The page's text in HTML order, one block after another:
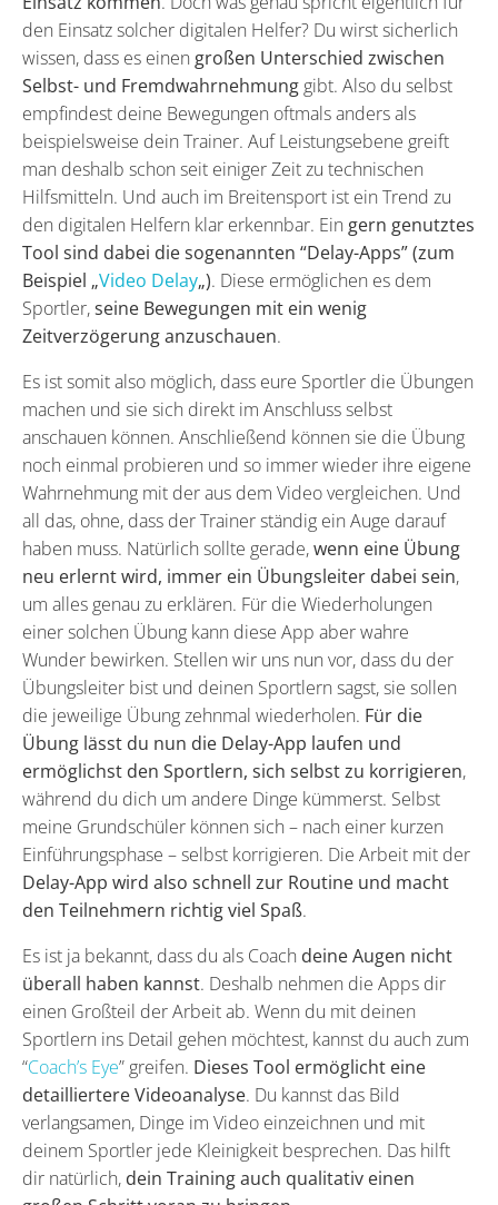
den Einsatz solcher digitalen Helfer? Du wirst sicherlich
wissen, dass es einen großen Unterschied zwischen
Selbst- und Fremdwahrnehmung gibt. Also du selbst
empfindest deine Bewegungen oftmals anders als
beispielsweise dein Trainer. Auf Leistungsebene greift
man deshalb schon seit einiger Zeit zu technischen
Hilfsmitteln. Und auch im Breitensport ist ein Trend zu
den digitalen Helfern klar erkennbar. Ein gern genutztes
Tool sind dabei die sogenannten “Delay-Apps” (zum
Beispiel „Video Delay„). Diese ermöglichen es dem
Sportler,seine Bewegungen mit ein wenig
Zeitverzögerung anzuschauen.
Es ist somit also möglich, dass eure Sportler die Übungen
machen und sie sich direkt im Anschluss selbst
anschauen können. Anschließend können sie die Übung
noch einmal probieren und so immer wieder ihre eigene
Wahrnehmung mit der aus dem Video vergleichen. Und
all das, ohne, dass der Trainer ständig ein Auge darauf
haben muss. Natürlich sollte gerade,wenn eine Übung
neu erlernt wird, immer ein Übungsleiter dabei sein,
um alles genau zu erklären. Für die Wiederholungen
einer solchen Übung kann diese App aber wahre
Wunder bewirken. Stellen wir uns nun vor, dass du der
Übungsleiter bist und deinen Sportlern sagst, sie sollen
die jeweilige Übung zehnmal wiederholen. Für die
Übung lässt du nun die Delay-App laufen und
ermöglichst den Sportlern, sich selbst zu korrigieren,
während du dich um andere Dinge kümmerst. Selbst
meine Grundschüler können sich – nach einer kurzen
Einführungsphase – selbst korrigieren. Die Arbeit mit der
Delay-App wird also schnell zur Routine und macht
den Teilnehmern richtig viel Spaß.
Es ist ja bekannt, dass du als Coach deine Augen nicht
überall haben kannst. Deshalb nehmen die Apps dir
einen Großteil der Arbeit ab. Wenn du mit deinen
Sportlern ins Detail gehen möchtest, kannst du auch zum
“Coach’s Eye” greifen. Dieses Tool ermöglicht eine
detailliertere Videoanalyse. Du kannst das Bild
verlangsamen, Dinge im Video einzeichnen und mit
deinem Sportler jede Kleinigkeit besprechen. Das hilft
dir natürlich, dein Training auch qualitativ einen